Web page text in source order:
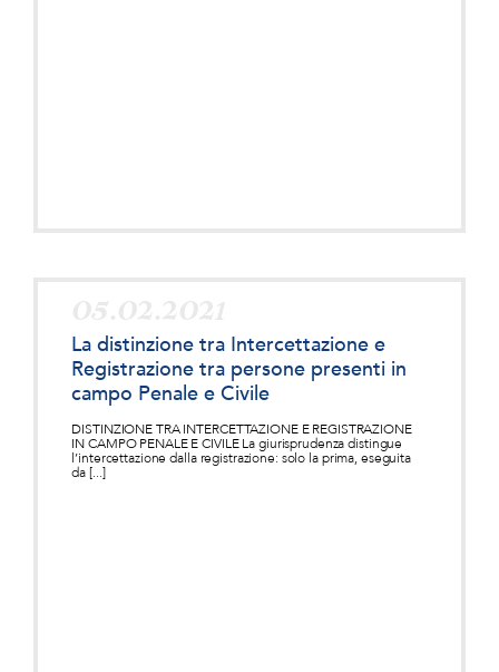
La distinzione tra Intercettazione e
Registrazione tra persone presenti in
campo Penale e Civile
DISTINZIONE TRA INTERCETTAZIONE E REGISTRAZIONE
IN CAMPO PENALE E CIVILE La giurisprudenza distingue
l’intercettazione dalla registrazione: solo la prima, eseguita
da [...]